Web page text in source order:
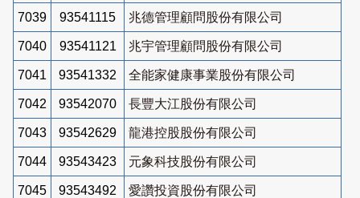
7039 93541115 兆德管理顧問股份有限公司
7040 93541121 兆宇管理顧問股份有限公司
7041 93541332 全能家健康事業股份有限公司
7042 93542070 長豐大江股份有限公司
7043 93542629 龍港控股股份有限公司
7044 93543423 元象科技股份有限公司
7045 93543492 愛讚投資股份有限公司